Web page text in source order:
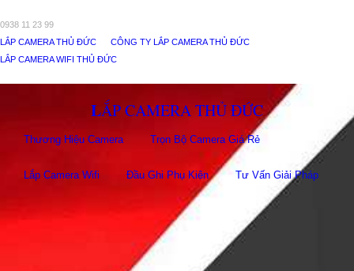
0938 11 23 99
LẮP CAMERA THỦ ĐỨC
CÔNG TY LẮP CAMERA THỦ ĐỨC
LẮP CAMERA WIFI THỦ ĐỨC
LẮP CAMERA THỦ ĐỨC
Thương Hiệu Camera Trọn Bộ Camera Giá Rẻ
Lắp Camera Wifi Đầu Ghi Phụ Kiên Tư Vấn Giải Pháp